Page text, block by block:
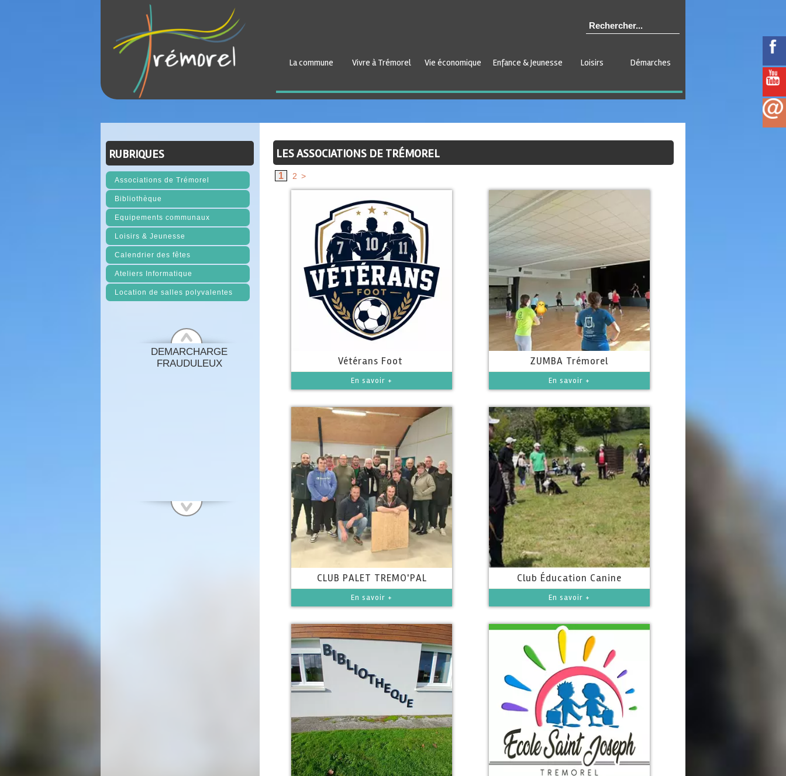
La commune Vivre à Trémorel Vie économique Enfance & Jeunesse Loisirs Démarches
RUBRIQUES
Associations de Trémorel
Bibliothèque
Equipements communaux
Loisirs & Jeunesse
Calendrier des fêtes
Ateliers Informatique
Location de salles polyvalentes
DEMARCHARGE
FRAUDULEUX
LES ASSOCIATIONS DE TRÉMOREL
1 2 >
Vétérans Foot
En savoir +
ZUMBA Trémorel
En savoir +
CLUB PALET TREMO'PAL
En savoir +
Club Éducation Canine
En savoir +